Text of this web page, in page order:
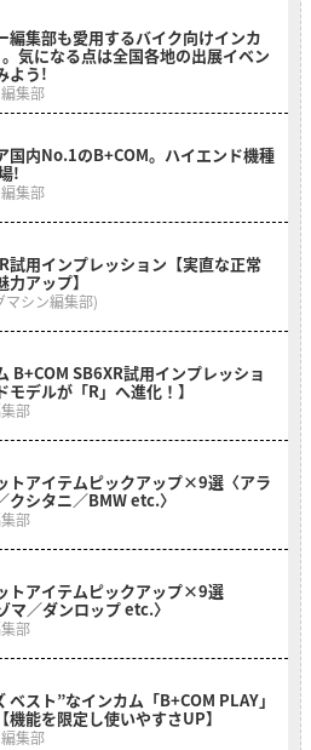
編集部も愛用するバイク向けインカ
気になる点は全国各地の出展イベン
よう!
集部
国内No.1のB+COM。ハイエンド機種
!
集部
試用インプレッション【実直な正常
アップ】
マシン編集部)
B+COM SB6XR試用インプレッショ
モデルが「R」へ進化！】
部
トアイテムピックアップ×9選〈アラ
クシタニ／BMW etc.〉
部
トアイテムピックアップ×9選
マ／ダンロップ etc.〉
部
ベスト”なインカム「B+COM PLAY」
機能を限定し使いやすさUP】
集部